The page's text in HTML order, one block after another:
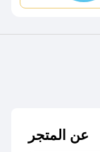
عن المتجر